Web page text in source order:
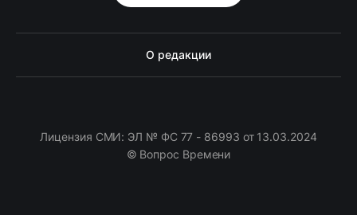
О редакции
Лицензия СМИ: ЭЛ № ФС 77 - 86993 от 13.03.2024
© Вопрос Времени